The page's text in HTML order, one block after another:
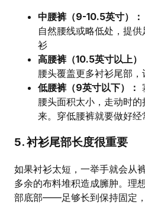
中腰裤（9-10.5英寸）：
自然腰线或略低处，提
衫
高腰裤（10.5英寸以上）
腰头覆盖更多衬衫尾部
低腰裤（9英寸以下）：
腰头面积太小，走动时
来。穿低腰裤就要做好
5. 衬衫尾部长度很重要
如果衬衫太短，一举手就会从
多余的布料堆积造成臃肿。理
部底部——足够长到保持固定，